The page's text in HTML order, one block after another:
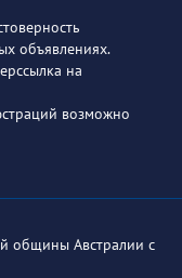
объявлениях.
на
возможно
общины Австралии с